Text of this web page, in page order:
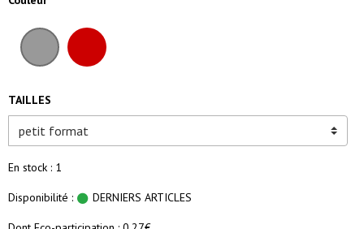
TAILLES
En stock : 1
Disponibilité : DERNIERS ARTICLES